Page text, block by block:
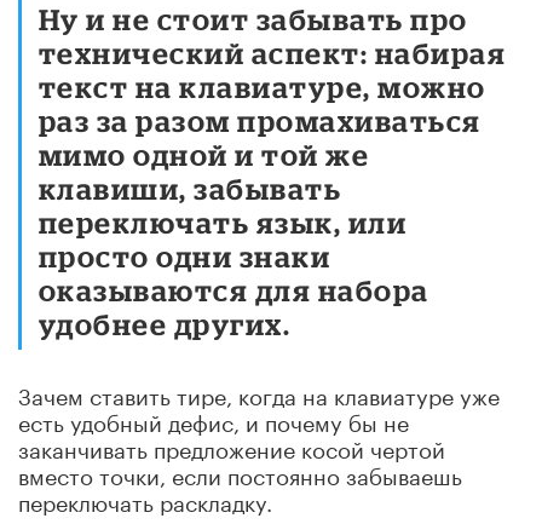
Ну и не стоит забывать про
технический аспект: набирая
текст на клавиатуре, можно
раз за разом промахиваться
мимо одной и той же
клавиши, забывать
переключать язык, или
просто одни знаки
оказываются для набора
удобнее других.
Зачем ставить тире, когда на клавиатуре уже
есть удобный дефис, и почему бы не
заканчивать предложение косой чертой
вместо точки, если постоянно забываешь
переключать раскладку.